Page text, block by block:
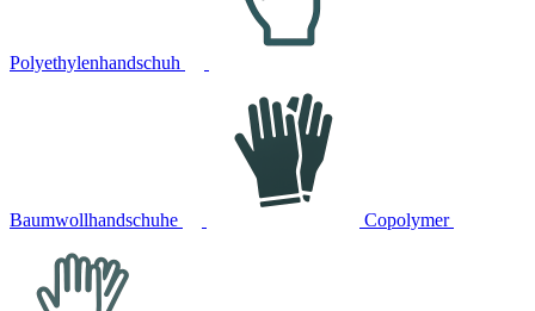
Polyethylenhandschuh
Baumwollhandschuhe Copolymer